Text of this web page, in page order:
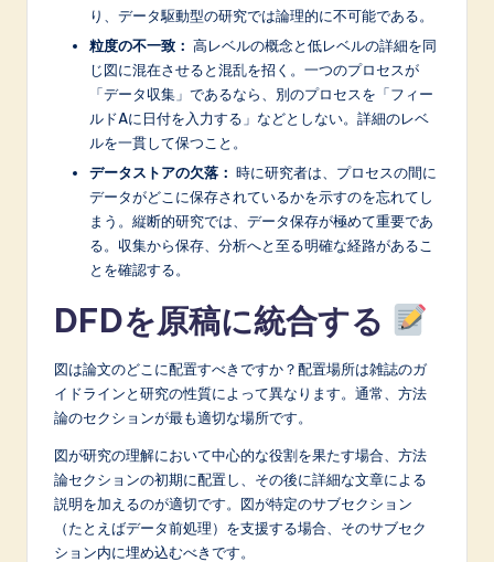
り、データ駆動型の研究では論理的に不可能である。
粒度の不一致： 高レベルの概念と低レベルの詳細を同
じ図に混在させると混乱を招く。一つのプロセスが
「データ収集」であるなら、別のプロセスを「フィー
ルドAに日付を入力する」などとしない。詳細のレベ
ルを一貫して保つこと。
データストアの欠落： 時に研究者は、プロセスの間に
データがどこに保存されているかを示すのを忘れてし
まう。縦断的研究では、データ保存が極めて重要であ
る。収集から保存、分析へと至る明確な経路があるこ
とを確認する。
DFDを原稿に統合する
図は論文のどこに配置すべきですか？配置場所は雑誌のガ
イドラインと研究の性質によって異なります。通常、方法
論のセクションが最も適切な場所です。
図が研究の理解において中心的な役割を果たす場合、方法
論セクションの初期に配置し、その後に詳細な文章による
説明を加えるのが適切です。図が特定のサブセクション
（たとえばデータ前処理）を支援する場合、そのサブセク
ション内に埋め込むべきです。